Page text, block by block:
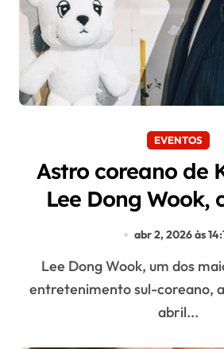
EVENTOS
Astro coreano de
Lee Dong Wook,
Brasil naabr 2, 2026 às
Lee Dong Wook, um dos maiores nomes do
entretenimento sul-coreano,
abril...